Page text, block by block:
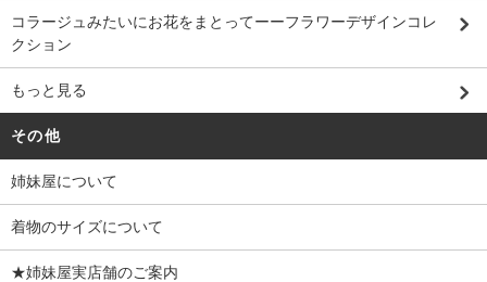
コラージュみたいにお花をまとってーーフラワーデザインコレ
クション
もっと見る
その他
姉妹屋について
着物のサイズについて
★姉妹屋実店舗のご案内